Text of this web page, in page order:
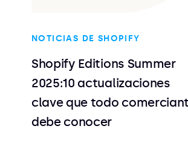
NOTICIAS DE SHOPIFY
Shopify Editions Summer
2025:10 actualizaciones
clave que todo
debe conocer